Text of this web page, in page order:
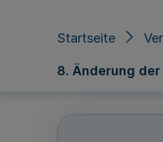
Startseite
8. Änderung